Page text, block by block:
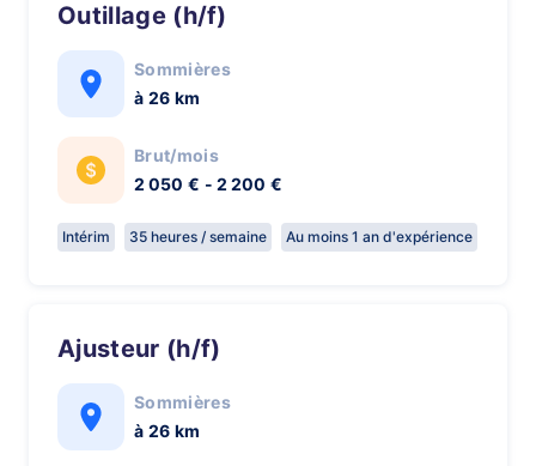
Outillage (h/f)
Sommières
à 26 km
Brut/mois
2 050 € - 2 200 €
Intérim 35 heures / semaine Au moins 1 an d'expérience
Ajusteur (h/f)
Sommières
à 26 km